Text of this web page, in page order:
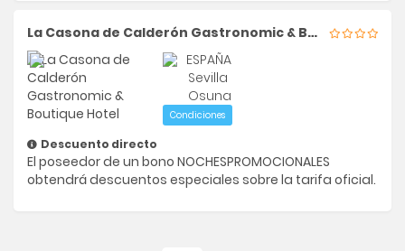
La Casona de Calderón Gastronomic & Boutique Hotel
ESPAÑA
Sevilla
Osuna
Condiciones
Descuento directo
El poseedor de un bono NOCHESPROMOCIONALES
obtendrá descuentos especiales sobre la tarifa oficial.